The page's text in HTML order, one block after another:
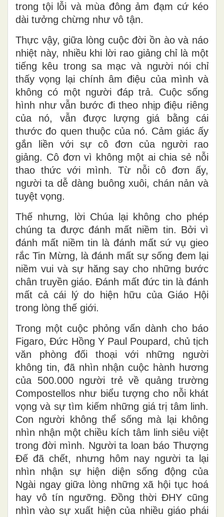
trong tội lỗi và mùa đông ảm đạm cứ kéo
dài tưởng chừng như vô tận.
Thực vậy, giữa lòng cuộc đời ồn ào và náo
nhiệt này, nhiều khi lời rao giảng chỉ là một
tiếng kêu trong sa mạc và người nói chỉ
thấy vọng lại chính âm điệu của mình và
không có một người đáp trả. Cuộc sống
hình như vẫn bước đi theo nhịp điệu riêng
của nó, vẫn được lượng giá bằng cái
thước đo quen thuộc của nó. Cảm giác ấy
gắn liền với sự cô đơn của người rao
giảng. Cô đơn vì không một ai chia sẻ nỗi
thao thức với mình. Từ nỗi cô đơn ấy,
người ta dễ dàng buông xuôi, chán nản và
tuyệt vọng.
Thế nhưng, lời Chúa lại không cho phép
chúng ta được đánh mất niềm tin. Bởi vì
đánh mất niềm tin là đánh mất sứ vụ gieo
rắc Tin Mừng, là đánh mất sự sống đem lại
niềm vui và sự hăng say cho những bước
chân truyền giáo. Đánh mất đức tin là đánh
mất cả cái lý do hiện hữu của Giáo Hội
trong lòng thế giới.
Trong một cuộc phỏng vấn dành cho báo
Figaro, Đức Hồng Y Paul Poupard, chủ tịch
văn phòng đối thoại với những người
không tin, đã nhìn nhận cuộc hành hương
của 500.000 người trẻ về quảng trường
Compostellos như biểu tượng cho nỗi khát
vọng và sự tìm kiếm những giá trị tâm linh.
Con người không thể sống mà lại không
nhìn nhận một chiều kích tâm linh siêu việt
trong đời mình. Người ta loan báo Thượng
Đế đã chết, nhưng hôm nay người ta lại
nhìn nhận sự hiện diện sống động của
Ngài ngay giữa lòng những xã hội tục hoá
hay vô tín ngưỡng. Đồng thời ĐHY cũng
nhìn vào sự xuất hiện của nhiều giáo phái